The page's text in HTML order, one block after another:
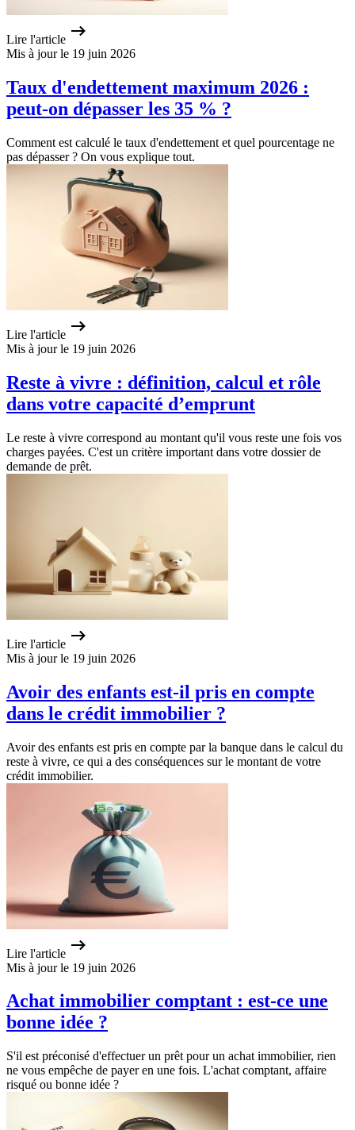
Lire l'article
Mis à jour le 19 juin 2026
Taux d'endettement maximum 2026 :
peut-on dépasser les 35 % ?
Comment est calculé le taux d'endettement et quel pourcentage ne
pas dépasser ? On vous explique tout.
Lire l'article
Mis à jour le 19 juin 2026
Reste à vivre : définition, calcul et rôle
dans votre capacité d’emprunt
Le reste à vivre correspond au montant qu'il vous reste une fois vos
charges payées. C'est un critère important dans votre dossier de
demande de prêt.
Lire l'article
Mis à jour le 19 juin 2026
Avoir des enfants est-il pris en compte
dans le crédit immobilier ?
Avoir des enfants est pris en compte par la banque dans le calcul du
reste à vivre, ce qui a des conséquences sur le montant de votre
crédit immobilier.
Lire l'article
Mis à jour le 19 juin 2026
Achat immobilier comptant : est-ce une
bonne idée ?
S'il est préconisé d'effectuer un prêt pour un achat immobilier, rien
ne vous empêche de payer en une fois. L'achat comptant, affaire
risqué ou bonne idée ?